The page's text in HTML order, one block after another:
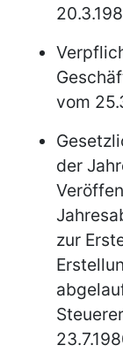
vom
der
zur